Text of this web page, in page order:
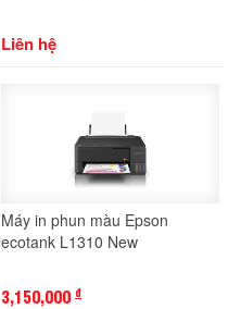
Liên hệ
Máy in phun màu Epson
ecotank L1310 New
3,150,000 đ